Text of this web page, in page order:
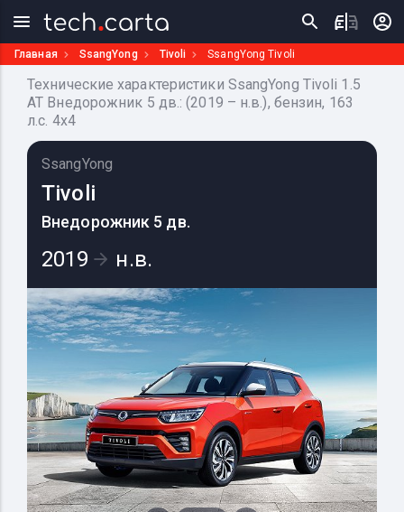
Главная SsangYong Tivoli SsangYong Tivoli
Технические характеристики SsangYong Tivoli 1.5
AT Внедорожник 5 дв.: (2019 – н.в.), бензин, 163
л.с. 4x4
SsangYong
Tivoli
Внедорожник 5 дв.
2019 н.в.